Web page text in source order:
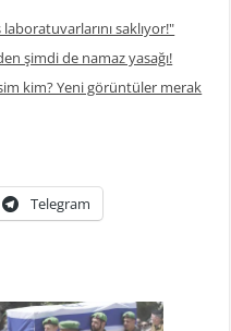
saklıyor!"
şimdi de namaz yasağı!
kim? Yeni görüntüler merak
Telegram